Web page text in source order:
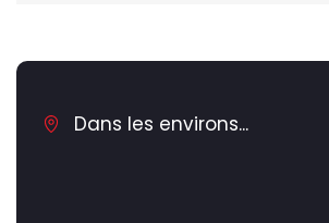
Dans les environs...